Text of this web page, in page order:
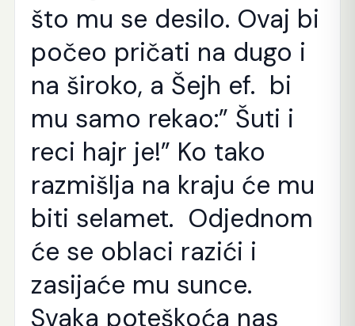
što mu se desilo. Ovaj bi
počeo pričati na dugo i
na široko, a Šejh ef. bi
mu samo rekao:” Šuti i
reci hajr je!” Ko tako
razmišlja na kraju će mu
biti selamet. Odjednom
će se oblaci razići i
zasijaće mu sunce.
Svaka poteškoća nas